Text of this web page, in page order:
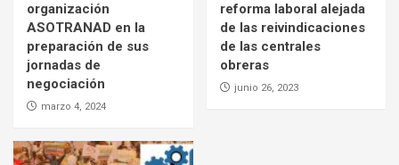
organización
ASOTRANAD en la
preparación de sus
jornadas de
negociación
marzo 4, 2024
reforma laboral alejada
de las reivindicaciones
de las centrales
obreras
junio 26, 2023